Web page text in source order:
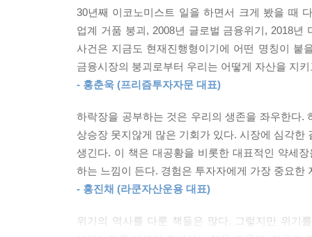
뉴욕시에 거주했다. 이들이 예금액을 모두 잃을
기 시작했다. 1930년 9월 중순부터 12월 중순까
면서 일반 대중의 행동도 바뀌었다. 1930년 10월
비 은행 예금액의 비율은 1920년대 내내 뚜렷한
차 은행위기가 막 발생하려던 시점에 은행 시스
---「두 번째 침체장_1932년 7월」중에서
1949년에는 주가가 저평가 영역에 들어선 뒤 바
엄청나게 큰 폭의 하락을 겪어야 했다. 물론 가치
내재가치에 주목했던 투자자들은 상당히 오랫동
주가가 적정가치 아래로 떨어졌는지 판단하는 것
각 침체장의 모습에서 배우는 부의 흐름
“내가 이 책에 다른 제목을 붙인다면 『나는 어떻
낮아졌다는 의미다. 물건을 파는 것이 아니라 사
이유가 없다. 침체장을 피하면 자산을 보호할 수
자산을 늘릴 수 있다.”(본문 41쪽 참조)
그렇다면 침체장에서 바닥을 알려주는 신호로는
● 바닥임을 알 수 있는 신호들
-토빈의 Q비율: 예일대학교의 토빈 교수가 만든
30년째 이코노미스트 일을 하면서 크게 봤을 때
업계 거품 붕괴, 2008년 글로벌 금융위기, 2018
사건은 지금도 현재진행형이기에 어떤 명칭이 붙
금융시장의 붕괴로부터 우리는 어떻게 자산을 지
- 홍춘욱 (프리즘투자자문 대표)
하락장을 공부하는 것은 우리의 생존을 좌우한다.
상승장 못지않게 많은 기회가 있다. 시장에 심각한
생긴다. 이 책은 대공황을 비롯한 대표적인 약세
하는 느낌이 든다. 경험은 투자자에게 가장 중요
- 홍진채 (라쿤자산운용 대표)
위기의 역사를 다룬 책들은 많다. 그렇지만 위기